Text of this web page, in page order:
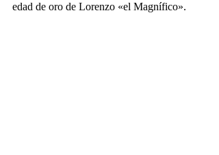
edad de oro de Lorenzo «el Magnífico».